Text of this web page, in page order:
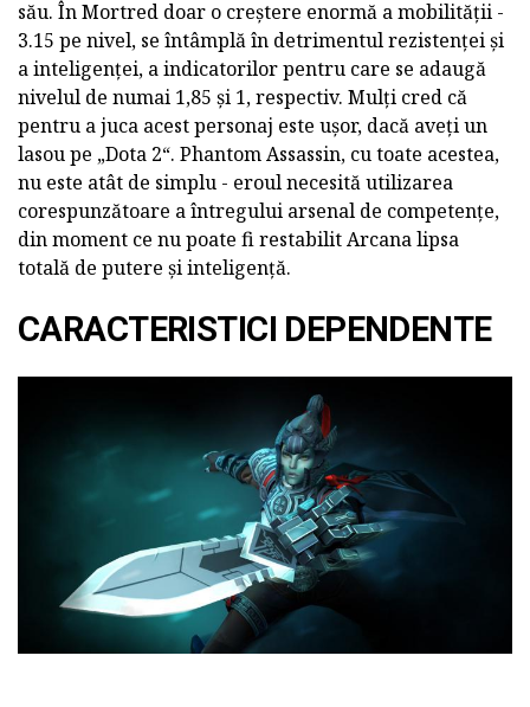
său. În Mortred doar o creștere enormă a mobilității -
3.15 pe nivel, se întâmplă în detrimentul rezistenței și
a inteligenței, a indicatorilor pentru care se adaugă
nivelul de numai 1,85 și 1, respectiv. Mulți cred că
pentru a juca acest personaj este ușor, dacă aveți un
lasou pe „Dota 2“. Phantom Assassin, cu toate acestea,
nu este atât de simplu - eroul necesită utilizarea
corespunzătoare a întregului arsenal de competențe,
din moment ce nu poate fi restabilit Arcana lipsa
totală de putere și inteligență.
CARACTERISTICI DEPENDENTE